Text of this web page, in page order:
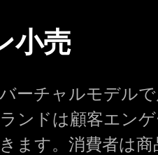
小売
ーチャルモデル
ンドは顧客エン
ます。消費者は商